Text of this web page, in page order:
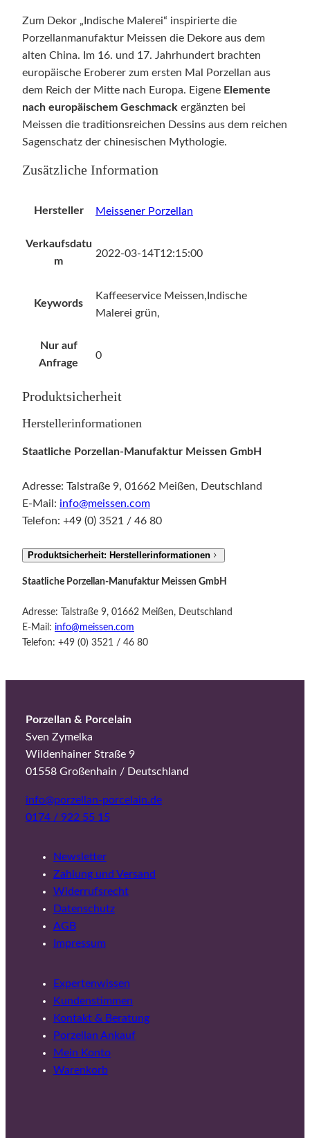
Zum Dekor „Indische Malerei“ inspirierte die
Porzellanmanufaktur Meissen die Dekore aus dem
alten China. Im 16. und 17. Jahrhundert brachten
europäische Eroberer zum ersten Mal Porzellan aus
dem Reich der Mitte nach Europa. Eigene Elemente
nach europäischem Geschmack ergänzten bei
Meissen die traditionsreichen Dessins aus dem reichen
Sagenschatz der chinesischen Mythologie.
Zusätzliche Information
Hersteller Meissener Porzellan
Verkaufsdatu
m
2022-03-14T12:15:00
Keywords
Kaffeeservice Meissen,Indische
Malerei grün,
Nur auf
Anfrage
0
Produktsicherheit
Herstellerinformationen
Staatliche Porzellan-Manufaktur Meissen GmbH
Adresse: Talstraße 9, 01662 Meißen, Deutschland
E-Mail: info@meissen.com
Telefon: +49 (0) 3521 / 46 80
Produktsicherheit: Herstellerinformationen
Staatliche Porzellan-Manufaktur Meissen GmbH
Adresse: Talstraße 9, 01662 Meißen, Deutschland
E-Mail: info@meissen.com
Telefon: +49 (0) 3521 / 46 80
Porzellan & Porcelain
Sven Zymelka
Wildenhainer Straße 9
01558 Großenhain / Deutschland
info@porzellan-porcelain.de
0174 / 922 55 15
Newsletter
Zahlung und Versand
Widerrufsrecht
Datenschutz
AGB
Impressum
Expertenwissen
Kundenstimmen
Kontakt & Beratung
Porzellan Ankauf
Mein Konto
Warenkorb